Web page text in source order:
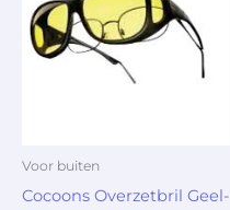
Voor buiten
Cocoons Overzetbril Geel-